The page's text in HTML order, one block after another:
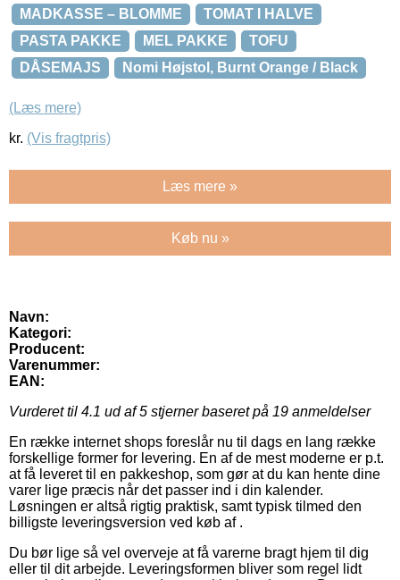
MADKASSE – BLOMME
TOMAT I HALVE
PASTA PAKKE
MEL PAKKE
TOFU
DÅSEMAJS
Nomi Højstol, Burnt Orange / Black
(Læs mere)
kr. (Vis fragtpris)
Læs mere »
Køb nu »
Navn:
Kategori:
Producent:
Varenummer:
EAN:
Vurderet til 4.1 ud af 5 stjerner baseret på 19 anmeldelser
En række internet shops foreslår nu til dags en lang række
forskellige former for levering. En af de mest moderne er p.t.
at få leveret til en pakkeshop, som gør at du kan hente dine
varer lige præcis når det passer ind i din kalender.
Løsningen er altså rigtig praktisk, samt typisk tilmed den
billigste leveringsversion ved køb af .
Du bør lige så vel overveje at få varerne bragt hjem til dig
eller til dit arbejde. Leveringsformen bliver som regel lidt